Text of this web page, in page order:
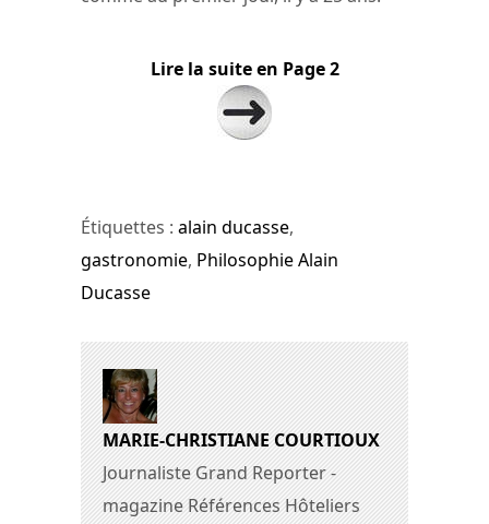
Lire la suite en Page 2
Étiquettes : alain ducasse,
gastronomie, Philosophie Alain
Ducasse
MARIE-CHRISTIANE COURTIOUX
Journaliste Grand Reporter -
magazine Références Hôteliers